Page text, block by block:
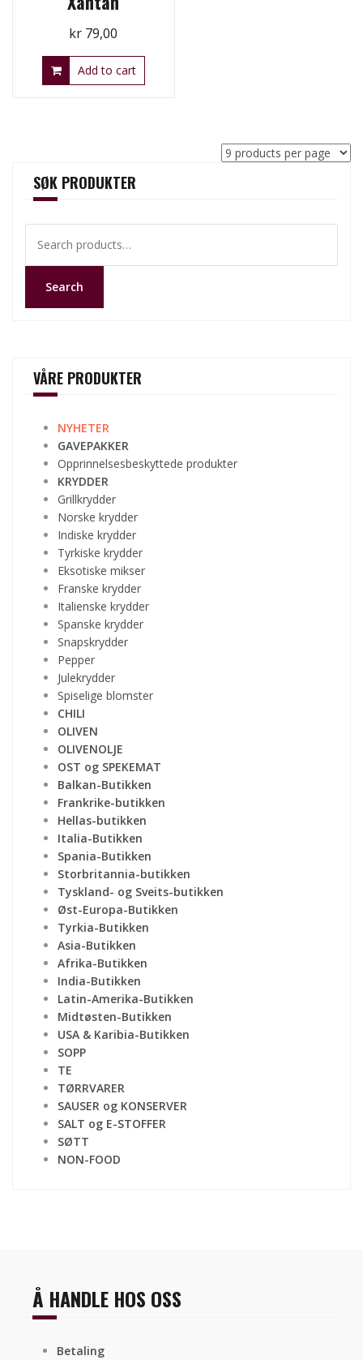
kr 79,00
Add to cart
SØK PRODUKTER
for:
Search
VÅRE PRODUKTER
NYHETER
GAVEPAKKER
Opprinnelsesbeskyttede produkter
KRYDDER
Grillkrydder
Norske krydder
Indiske krydder
Tyrkiske krydder
Eksotiske mikser
Franske krydder
Italienske krydder
Spanske krydder
Snapskrydder
Pepper
Julekrydder
Spiselige blomster
CHILI
OLIVEN
OLIVENOLJE
OST og SPEKEMAT
Balkan-Butikken
Frankrike-butikken
Hellas-butikken
Italia-Butikken
Spania-Butikken
Storbritannia-butikken
Tyskland- og Sveits-butikken
Øst-Europa-Butikken
Tyrkia-Butikken
Asia-Butikken
Afrika-Butikken
India-Butikken
Latin-Amerika-Butikken
Midtøsten-Butikken
USA & Karibia-Butikken
SOPP
TE
TØRRVARER
SAUSER og KONSERVER
SALT og E-STOFFER
SØTT
NON-FOOD
Å HANDLE HOS OSS
Betaling